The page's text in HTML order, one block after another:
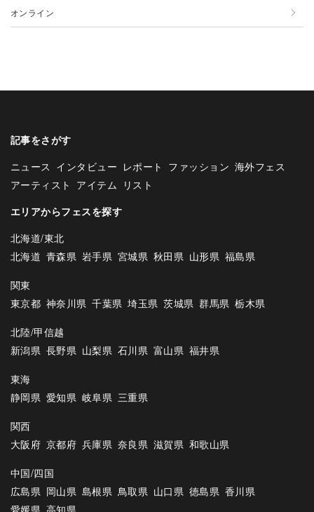
12月
11月
10月
9月
オンライン
記事をさがす
ニュース インタビュー レポート ファッション 海外フェス
アーティスト アイテム リスト
エリアからフェスを探す
北海道/東北
北海道 青森県 岩手県 宮城県 秋田県 山形県 福島県
関東
東京都 神奈川県 千葉県 埼玉県 茨城県 群馬県 栃木県
北陸/甲信越
新潟県 長野県 山梨県 石川県 富山県 福井県
東海
静岡県 愛知県 岐阜県 三重県
関西
大阪府 京都府 兵庫県 奈良県 滋賀県 和歌山県
中国/四国
広島県 岡山県 島根県 鳥取県 山口県 徳島県 香川県
愛媛県 高知県